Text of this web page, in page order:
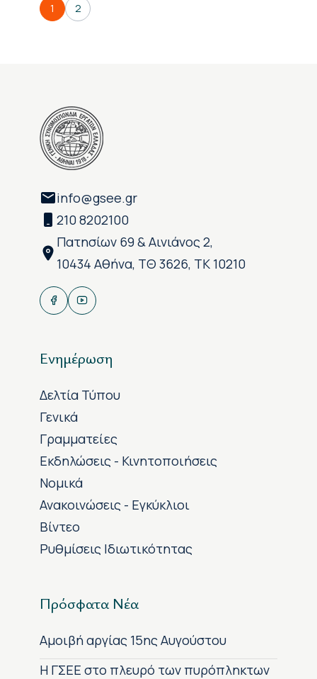
1 2
info@gsee.gr
210 8202100
Πατησίων 69 & Αινιάνος 2,
10434 Αθήνα, ΤΘ 3626, ΤΚ 10210
Ενημέρωση
Δελτία Τύπου
Γενικά
Γραμματείες
Εκδηλώσεις - Κινητοποιήσεις
Νομικά
Ανακοινώσεις - Εγκύκλιοι
Βίντεο
Ρυθμίσεις Ιδιωτικότητας
Πρόσφατα Νέα
Αμοιβή αργίας 15ης Αυγούστου
H ΓΣΕΕ στο πλευρό των πυρόπληκτων